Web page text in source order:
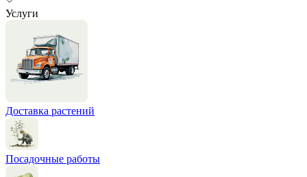
Услуги
Доставка растений
Посадочные работы